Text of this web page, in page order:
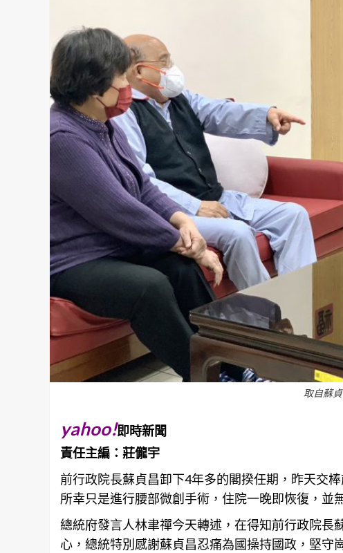
取自蘇
yahoo!即時新聞
責任主編：莊儱宇
前行政院長蘇貞昌卸下4年多的閣揆任期，昨天交
所幸只是進行腰部微創手術，住院一晚即恢復，並
總統府發言人林聿禪今天轉述，在得知前行政院長
心，總統特別感謝蘇貞昌忍痛為國操持國政，堅守